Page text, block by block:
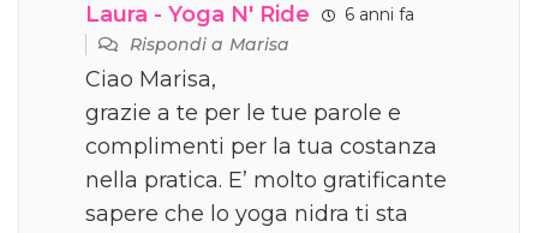
Laura - Yoga N' Ride
6 anni fa
Rispondi aMarisa
Ciao Marisa,
grazie a te per le tue parole e
complimenti per la tua costanza
nella pratica. E’ molto gratificante
sapere che lo yoga nidra ti sta